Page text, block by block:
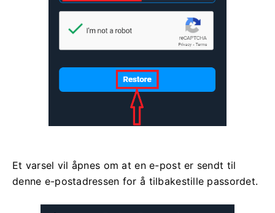
Et varsel vil åpnes om at en e-post er sendt til
denne e-postadressen for å tilbakestille passordet.